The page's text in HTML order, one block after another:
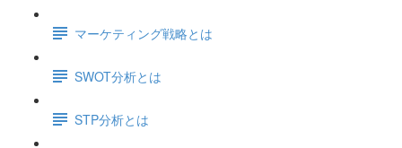
マーケティング戦略とは
SWOT分析とは
STP分析とは